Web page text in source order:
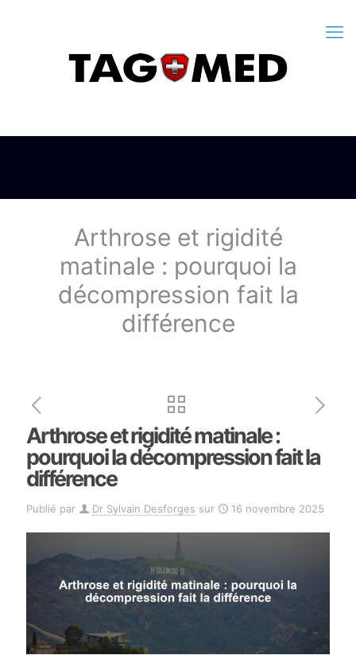
Arthrose et rigidité
matinale : pourquoi la
décompression fait la
différence
Arthrose et rigidité matinale :
pourquoi la décompression fait la
différence
Publié par Dr Sylvain Desforges sur 16 novembre 2025